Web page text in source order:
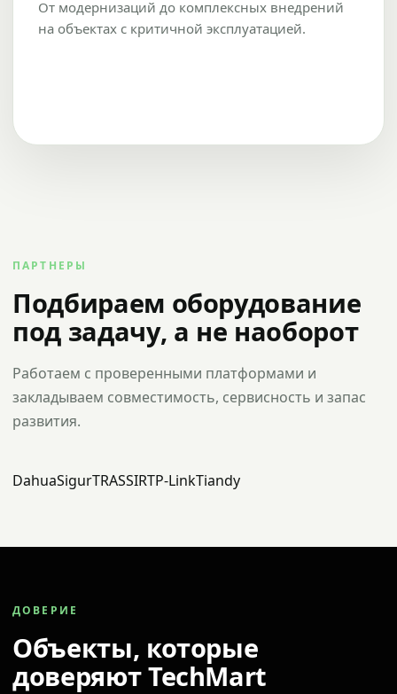
От модернизаций до комплексных внедрений
на объектах с критичной эксплуатацией.
ПАРТНЕРЫ
Подбираем оборудование
под задачу, а не наоборот
Работаем с проверенными платформами и
закладываем совместимость, сервисность и запас
развития.
DahuaSigurTRASSIRTP-LinkTiandy
ДОВЕРИЕ
Объекты, которые
доверяют TechMart